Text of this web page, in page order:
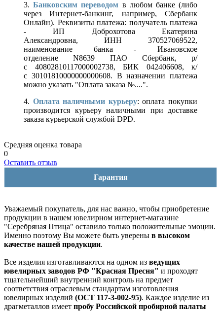
3.Банковским переводом в любом банке (либо
через Интернет-банкинг, например, Сбербанк
Онлайн). Реквизиты платежа: получатель платежа
- ИП Доброхотова Екатерина
Александровна, ИНН 370527069522,
наименование банка - Ивановское
отделение N8639 ПАО Сбербанк, р/
с 40802810117000002738, БИК 042406608, к/
с 30101810000000000608. В назначении платежа
можно указать "Оплата заказа №....".
4. Оплата наличными курьеру: оплата покупки
производится курьеру наличными при доставке
заказа курьерской службой DPD.
Средняя оценка товара
0
Оставить отзыв
Гарантия
Уважаемый покупатель, для нас важно, чтобы приобретение
продукции в нашем ювелирном интернет-магазине
"Серебряная Птица" оставило только положительные эмоции.
Именно поэтому Вы можете быть уверены в высоком
качестве нашей продукции.
Все изделия изготавливаются на одном из ведущих
ювелирных заводов РФ "Красная Пресня" и проходят
тщательнейший внутренний контроль на предмет
соответствия отраслевым стандартам изготовления
ювелирных изделий (ОСТ 117-3-002-95). Каждое изделие из
драгметаллов имеет пробу Российской пробирной палаты